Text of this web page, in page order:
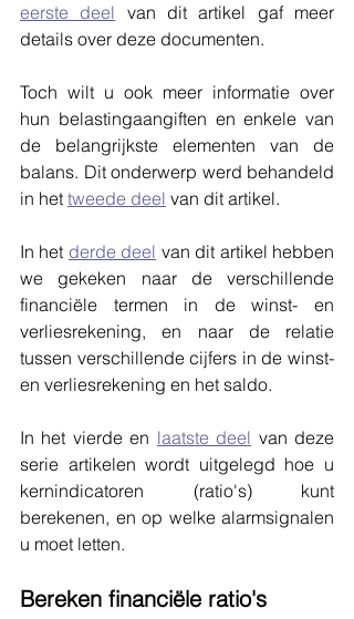
eerste deel van dit artikel gaf meer
details over deze documenten.
Toch wilt u ook meer informatie over
hun belastingaangiften en enkele van
de belangrijkste elementen van de
balans. Dit onderwerp werd behandeld
in het tweede deel van dit artikel.
In het derde deel van dit artikel hebben
we gekeken naar de verschillende
financiële termen in de winst- en
verliesrekening, en naar de relatie
tussen verschillende cijfers in de winst-
en verliesrekening en het saldo.
In het vierde en laatste deel van deze
serie artikelen wordt uitgelegd hoe u
kernindicatoren (ratio's) kunt
berekenen, en op welke alarmsignalen
u moet letten.
Bereken financiële ratio's